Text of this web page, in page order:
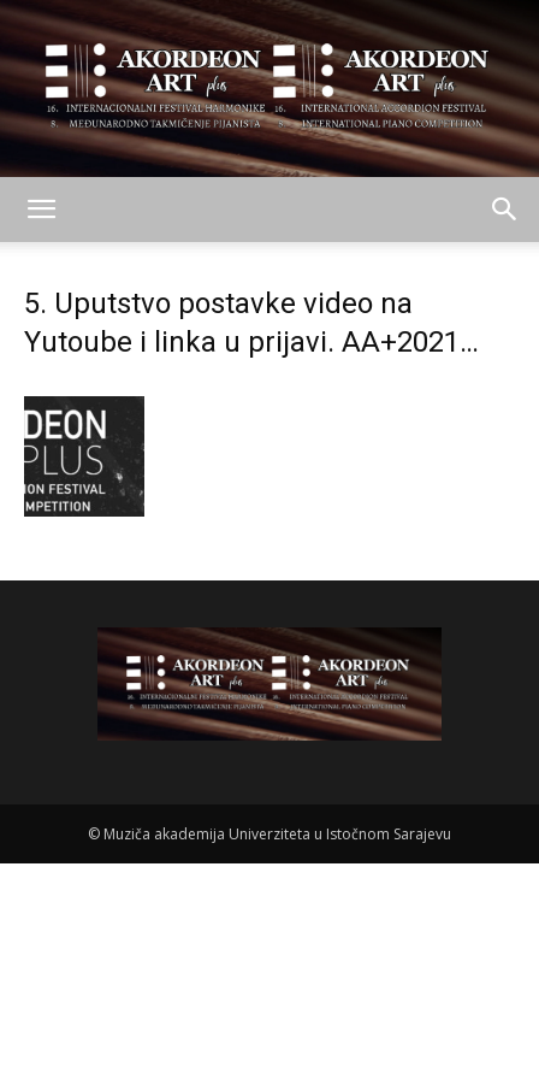
ART
5. Uputstvo postavke video na
Yutoube i linka u prijavi. AA+2021…
© Muziča akademija Univerziteta u Istočnom Sarajevu